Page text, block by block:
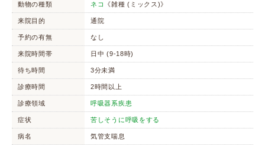
動物の種類 ネコ 《雑種 (ミックス)》
来院目的 通院
予約の有無 なし
来院時間帯 日中 (9-18時)
待ち時間 3分未満
診療時間 2時間以上
診療領域 呼吸器系疾患
症状 苦しそうに呼吸をする
病名 気管支喘息